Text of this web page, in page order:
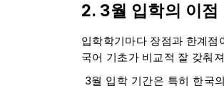
2. 3월 입학의 이점
입학학기마다 장점과 한계
국어 기초가 비교적 잘 갖춰
3월 입학 기간은 특히 한국